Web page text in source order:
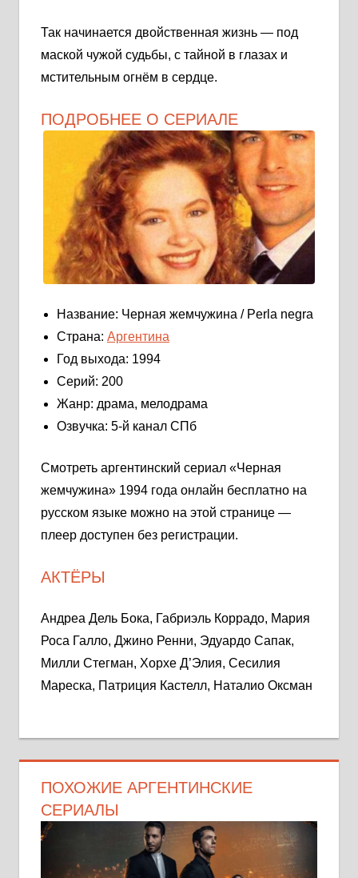
Так начинается двойственная жизнь — под
маской чужой судьбы, с тайной в глазах и
мстительным огнём в сердце.
ПОДРОБНЕЕ О СЕРИАЛЕ
Название: Черная жемчужина / Perla negra
Страна: Аргентина
Год выхода: 1994
Серий: 200
Жанр: драма, мелодрама
Озвучка: 5-й канал СПб
Смотреть аргентинский сериал «Черная
жемчужина» 1994 года онлайн бесплатно на
русском языке можно на этой странице —
плеер доступен без регистрации.
АКТЁРЫ
Андреа Дель Бока, Габриэль Коррадо, Мария
Роса Галло, Джино Ренни, Эдуардо Сапак,
Милли Стегман, Хорхе Д’Элия, Сесилия
Мареска, Патриция Кастелл, Наталио Оксман
ПОХОЖИЕ АРГЕНТИНСКИЕ
СЕРИАЛЫ